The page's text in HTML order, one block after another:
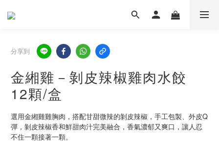
分享到
金緗雞－剝皮辣椒雞肉水餃
12顆/盒
選用金緗雞雞胸肉，搭配甘甜微辣的剝皮辣椒，手工包製、外皮Q
彈，剝皮辣椒香和鮮甜肉汁完美融合，香氣濃郁又爽口，讓人忍
不住一顆接著一顆。